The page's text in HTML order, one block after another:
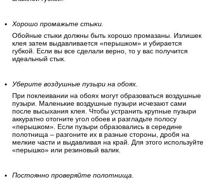
Хорошо промажьте стыки.
Обойные стыки должны быть хорошо промазаны. Излишек
клея затем выдавливается «перышком» и убирается
губкой. Если вы все сделали верно, то у вас получится
идеальный стык.
Уберите воздушные пузыри на обоях.
При поклеивании на обоях могут образоваться воздушные
пузыри. Маленькие воздушные пузыри исчезают сами
после высыхания клея. Чтобы устранить крупные пузыри
аккуратно отогните угол обоев и разгладьте полосу
«перышком». Если пузыри образовались в середине
полотнища – разгоните их в разные стороны, дробя на
мелкие части и выдавливая на край. Для этого используйте
«перышко» или резиновый валик.
Постоянно проверяйте полотнища.